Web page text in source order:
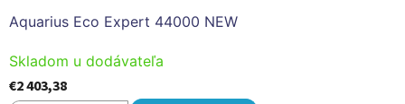
Aquarius Eco Expert 44000 NEW
Skladom u dodávateľa
€2 403,38